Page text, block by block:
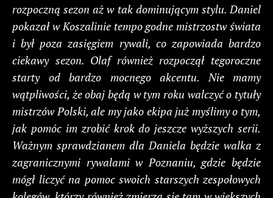
rozpoczną sezon aż w tak dominującym stylu. Daniel
pokazał w Koszalinie tempo godne mistrzostw świata
i był poza zasięgiem rywali, co zapowiada bardzo
ciekawy sezon. Olaf również rozpoczął tegoroczne
starty od bardzo mocnego akcentu. Nie mamy
wątpliwości, że obaj będą w tym roku walczyć o tytuły
mistrzów Polski, ale my jako ekipa już myślimy o tym,
jak pomóc im zrobić krok do jeszcze wyższych serii.
Ważnym sprawdzianem dla Daniela będzie walka z
zagranicznymi rywalami w Poznaniu, gdzie będzie
mógł liczyć na pomoc swoich starszych zespołowych